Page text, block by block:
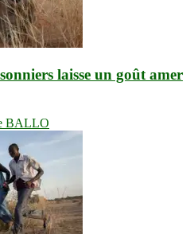
laisse un goût amer
BALLO